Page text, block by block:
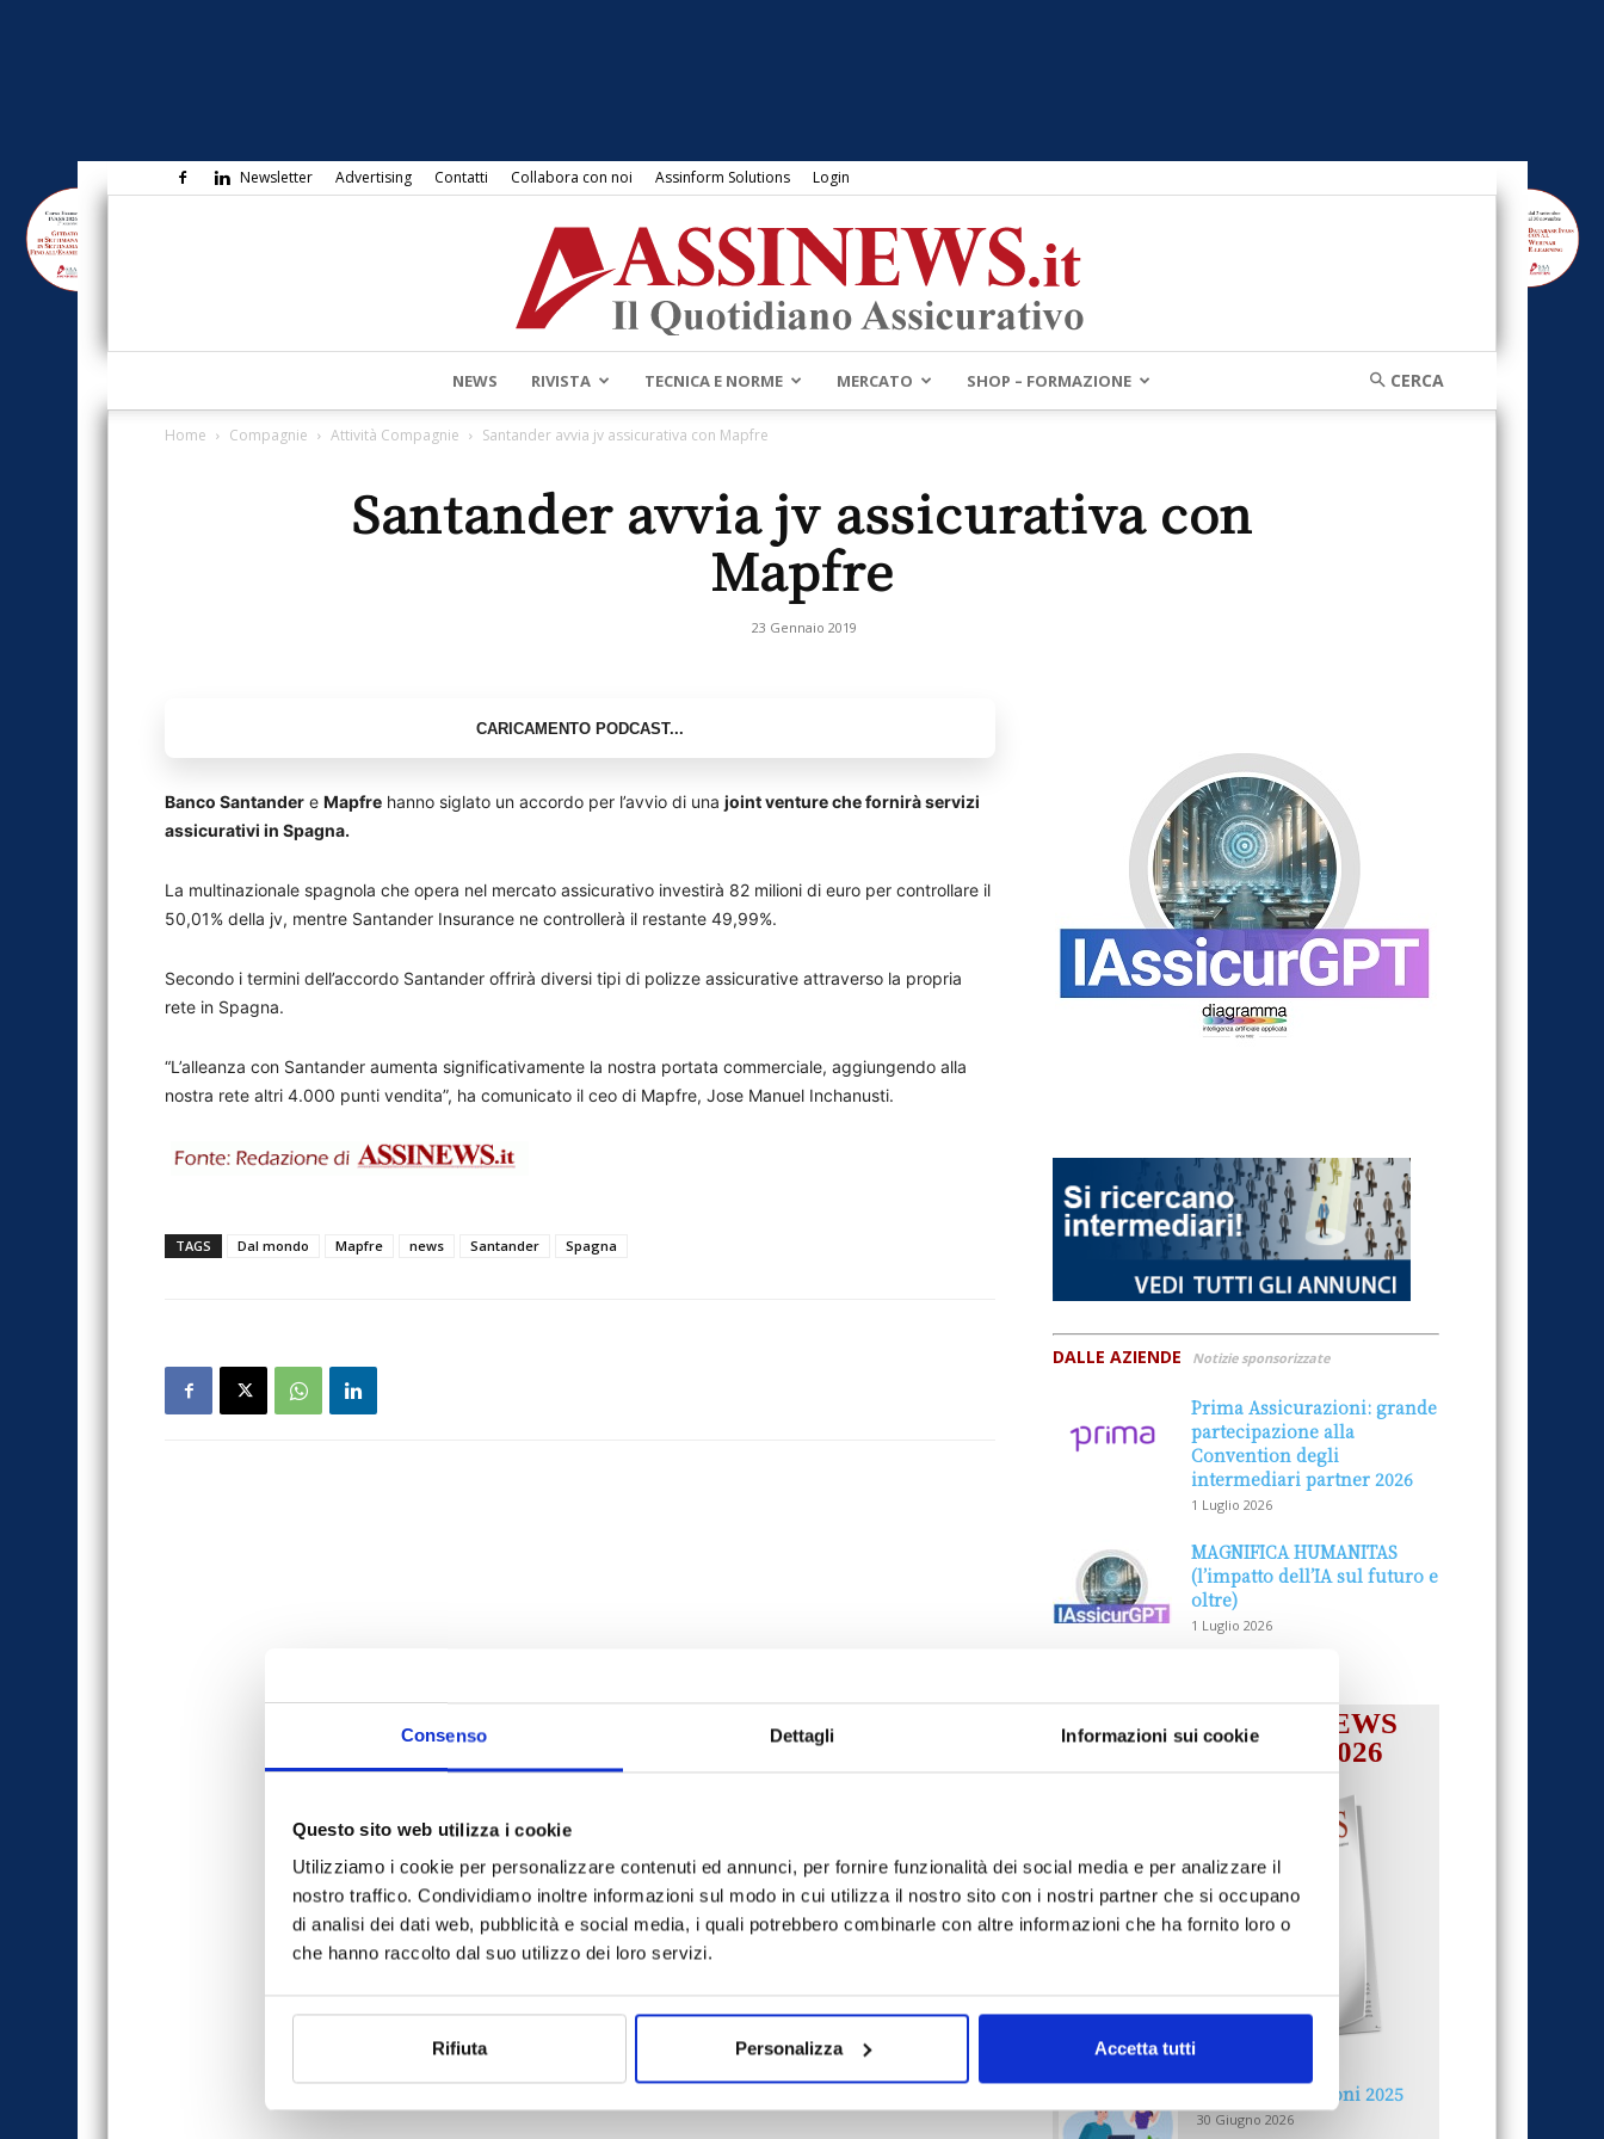
Consenso Dettagli Informazioni sui cookie
Questo sito web utilizza i cookie
Utilizziamo i cookie per personalizzare contenuti ed annunci, per fornire funzionalità dei social media e per analizzare il
nostro traffico. Condividiamo inoltre informazioni sul modo in cui utilizza il nostro sito con i nostri partner che si occupano
di analisi dei dati web, pubblicità e social media, i quali potrebbero combinarle con altre informazioni che ha fornito loro o
che hanno raccolto dal suo utilizzo dei loro servizi.
Rifiuta Personalizza Accetta tutti
Newsletter Advertising Contatti Collabora con noi Assinform Solutions Login
Assinews.it
NEWS RIVISTA TECNICA E NORME MERCATO SHOP – FORMAZIONE
Home Compagnie Attività Compagnie Santander avvia jv assicurativa con Mapfre
Santander avvia jv assicurativa con
Mapfre
23 Gennaio 2019
Banco Santander e Mapfre hanno siglato un accordo per l’avvio di una joint venture che fornirà servizi
assicurativi in Spagna.
La multinazionale spagnola che opera nel mercato assicurativo investirà 82 milioni di euro per controllare il
50,01% della jv, mentre Santander Insurance ne controllerà il restante 49,99%.
Secondo i termini dell’accordo Santander offrirà diversi tipi di polizze assicurative attraverso la propria
rete in Spagna.
“L’alleanza con Santander aumenta significativamente la nostra portata commerciale, aggiungendo alla
nostra rete altri 4.000 punti vendita”, ha comunicato il ceo di Mapfre, Jose Manuel Inchanusti.
TAGS Dal mondo Mapfre news Santander Spagna
DALLE AZIENDE Notizie sponsorizzate
Prima Assicurazioni: grande
partecipazione alla
Convention degli
intermediari partner 2026
1 Luglio 2026
MAGNIFICA HUMANITAS
(l’impatto dell’IA sul futuro e
oltre)
1 Luglio 2026
IL MENSILE ASSINEWS
LUGLIO-AGOSTO 2026
Reclami e sanzioni 2025
30 Giugno 2026